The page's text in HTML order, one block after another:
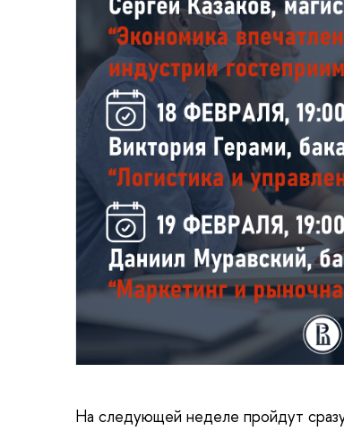
На следующей неделе пройдут